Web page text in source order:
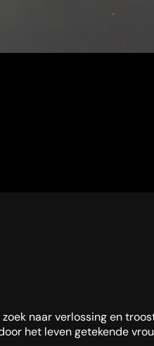
naar verlossing en
het leven getekende